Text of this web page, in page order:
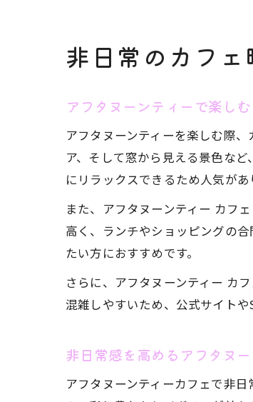
非日常のカフ
アフタヌーンティーで楽し
アフタヌーンティーを楽しむ際
ア、そして窓から見える景色な
にリラックスできるため人気があ
また、アフタヌーンティー カフ
高く、ランチやショッピングの
たい方におすすめです。
さらに、アフタヌーンティー カ
混雑しやすいため、公式サイトや
非日常感を高めるアフタヌ
アフタヌーンティーカフェで非